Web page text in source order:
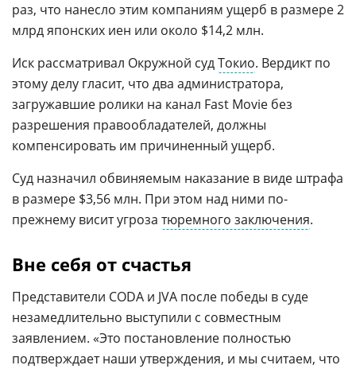
раз, что нанесло этим компаниям ущерб в размере 2
млрд японских иен или около $14,2 млн.
Иск рассматривал Окружной судТокио. Вердикт по
этому делу гласит, что два администратора,
загружавшие ролики на канал Fast Movie без
разрешения правообладателей, должны
компенсировать им причиненный ущерб.
Суд назначил обвиняемым наказание в виде штрафа
в размере $3,56 млн. При этом над ними по-
прежнему висит угроза тюремного заключения.
Вне себя от счастья
Представители CODA и JVA после победы в суде
незамедлительно выступили с совместным
заявлением. «Это постановление полностью
подтверждает наши утверждения, и мы считаем, что